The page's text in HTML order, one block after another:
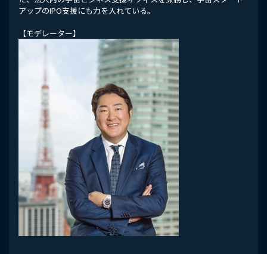
アップのIPO支援にも力を入れている。
【モデレーター】